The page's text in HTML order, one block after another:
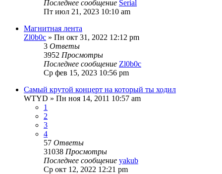
Последнее сообщение Serial
Пт июл 21, 2023 10:10 am
Магнитная лента
Zl0b0c » Пн окт 31, 2022 12:12 pm
3 Ответы
3952 Просмотры
Последнее сообщение Zl0b0c
Ср фев 15, 2023 10:56 pm
Самый крутой концерт на который ты ходил
WTYD » Пн ноя 14, 2011 10:57 am
1
2
3
4
57 Ответы
31038 Просмотры
Последнее сообщение yakub
Ср окт 12, 2022 12:21 pm